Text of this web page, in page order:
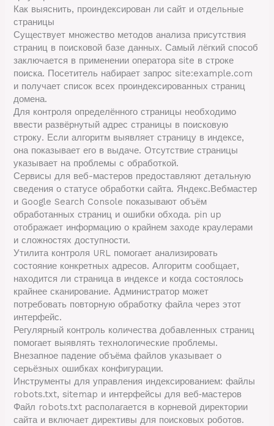
Как выяснить, проиндексирован ли сайт и отдельные
страницы
Существует множество методов анализа присутствия
страниц в поисковой базе данных. Самый лёгкий способ
заключается в применении оператора site в строке
поиска. Посетитель набирает запрос site:example.com
и получает список всех проиндексированных страниц
домена.
Для контроля определённого страницы необходимо
ввести развёрнутый адрес страницы в поисковую
строку. Если алгоритм выявляет страницу в индексе,
она показывает его в выдаче. Отсутствие страницы
указывает на проблемы с обработкой.
Сервисы для веб-мастеров предоставляют детальную
сведения о статусе обработки сайта. Яндекс.Вебмастер
и Google Search Console показывают объём
обработанных страниц и ошибки обхода. pin up
отображает информацию о крайнем заходе краулерами
и сложностях доступности.
Утилита контроля URL помогает анализировать
состояние конкретных адресов. Алгоритм сообщает,
находится ли страница в индексе и когда состоялось
крайнее сканирование. Администратор может
потребовать повторную обработку файла через этот
интерфейс.
Регулярный контроль количества добавленных страниц
помогает выявлять технологические проблемы.
Внезапное падение объёма файлов указывает о
серьёзных ошибках конфигурации.
Инструменты для управления индексированием: файлы
robots.txt, sitemap и интерфейсы для веб‑мастеров
Файл robots.txt располагается в корневой директории
сайта и включает директивы для поисковых роботов.